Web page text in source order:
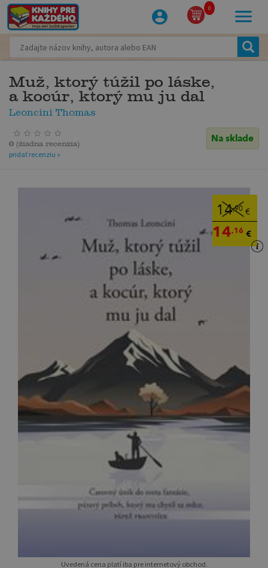
0
Muž, ktorý túžil po láske,
a kocúr, ktorý mu ju dal
Leoncini Thomas
Na sklade
0 (žiadna recenzia)
pridať recenziu »
14,90 €
14,16 €
Uvedená cena platí iba pre internetový obchod.